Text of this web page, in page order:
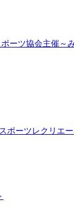
ーツ協会主催～
ーツレクリエ